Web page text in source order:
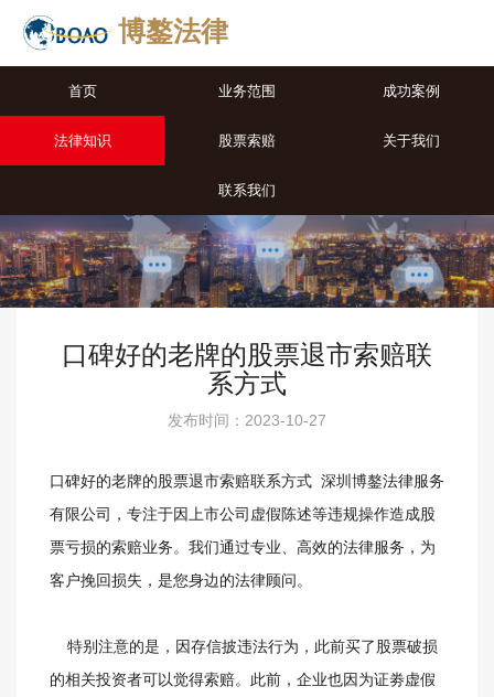
博鏊法律
首页 业务范围 成功案例
法律知识 股票索赔 关于我们
联系我们
口碑好的老牌的股票退市索赔联
系方式
发布时间：2023-10-27
口碑好的老牌的股票退市索赔联系方式 深圳博鏊法律服务
有限公司，专注于因上市公司虚假陈述等违规操作造成股
票亏损的索赔业务。我们通过专业、高效的法律服务，为
客户挽回损失，是您身边的法律顾问。
特别注意的是，因存信披违法行为，此前买了股票破损
的相关投资者可以觉得索赔。此前，企业也因为证劵虚假